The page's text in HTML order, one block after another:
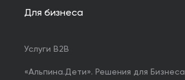
Для бизнеса
Услуги B2B
«Альпина.Дети». Решения для Бизнеса